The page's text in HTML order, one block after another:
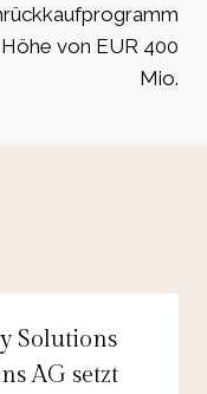
von EUR 400
Mio.
Solutions
AG setzt